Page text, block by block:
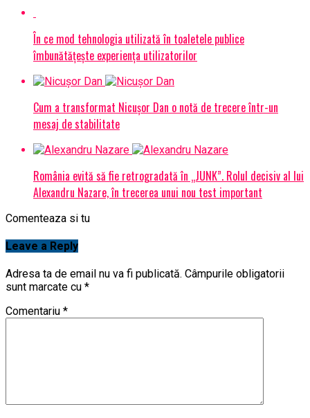
În ce mod tehnologia utilizată în toaletele publice
îmbunătățește experiența utilizatorilor
Cum a transformat Nicușor Dan o notă de trecere într-un
mesaj de stabilitate
România evită să fie retrogradată în „JUNK”. Rolul decisiv al lui
Alexandru Nazare, în trecerea unui nou test important
Comenteaza si tu
Leave a Reply
Adresa ta de email nu va fi publicată. Câmpurile obligatorii
sunt marcate cu *
Comentariu *